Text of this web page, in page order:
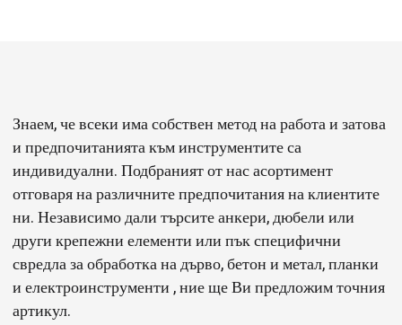
Знаем, че всеки има собствен метод на работа и затова
и предпочитанията към инструментите са
индивидуални. Подбраният от нас асортимент
отговаря на различните предпочитания на клиентите
ни. Независимо дали търсите анкери, дюбели или
други крепежни елементи или пък специфични
свредла за обработка на дърво, бетон и метал, планки
и електроинструменти , ние ще Ви предложим точния
артикул.